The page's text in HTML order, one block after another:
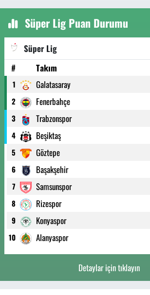
Süper Lig Puan Durumu
Süper Lig
#
Takım
1 Galatasaray
2 Fenerbahçe
3 Trabzonspor
4 Beşiktaş
5 Göztepe
6 Başakşehir
7 Samsunspor
8 Rizespor
9 Konyaspor
10 Alanyaspor
Detaylar için tıklayın